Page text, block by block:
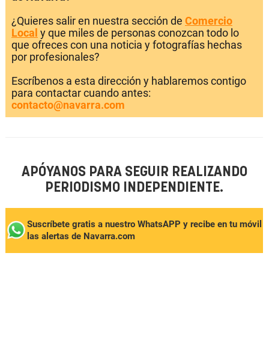
¿Quieres salir en nuestra sección de Comercio
Local y que miles de personas conozcan todo lo
que ofreces con una noticia y fotografías hechas
por profesionales?
Escríbenos a esta dirección y hablaremos contigo
para contactar cuando antes:
contacto@navarra.com
APÓYANOS PARA SEGUIR REALIZANDO
PERIODISMO INDEPENDIENTE.
Suscríbete gratis a nuestro WhatsAPP y recibe en tu móvil
las alertas de Navarra.com